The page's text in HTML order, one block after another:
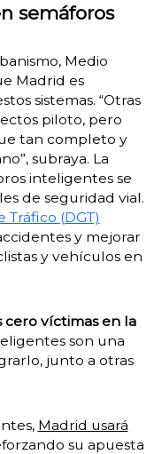
semáforos
Medio
Madrid es
sistemas. “Otras
piloto, pero
tan completo y
subraya. La
inteligentes se
de seguridad vial.
Tráfico (DGT)
y mejorar
y vehículos en
cero víctimas en la
son una
junto a otras
Madrid usará
su apuesta